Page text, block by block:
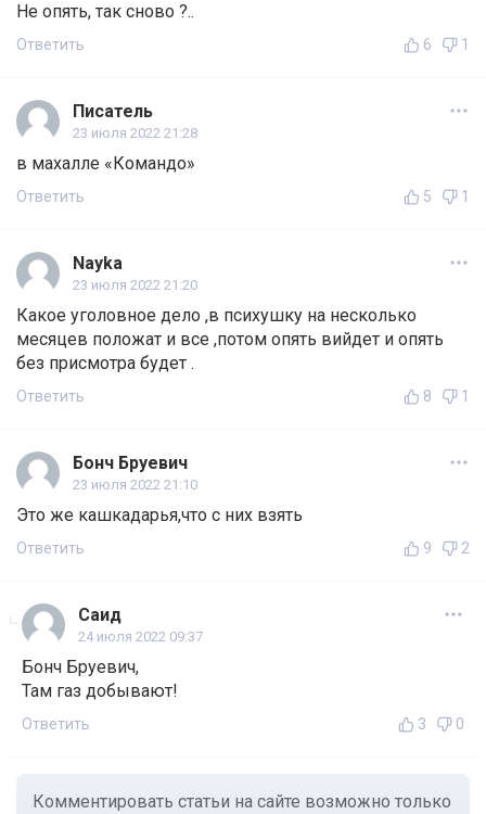
Не опять, так сново ?..
Ответить 6 1
Писатель
23 июля 2022 21:28
в махалле «Командо»
Ответить 5 1
Nayka
23 июля 2022 21:20
Какое уголовное дело ,в психушку на несколько
месяцев положат и все ,потом опять вийдет и опять
без присмотра будет .
Ответить 8 1
Бонч Бруевич
23 июля 2022 21:10
Это же кашкадарья,что с них взять
Ответить 9 2
Саид
24 июля 2022 09:37
Бонч Бруевич,
Там газ добывают!
Ответить 3 0
Комментировать статьи на сайте возможно только